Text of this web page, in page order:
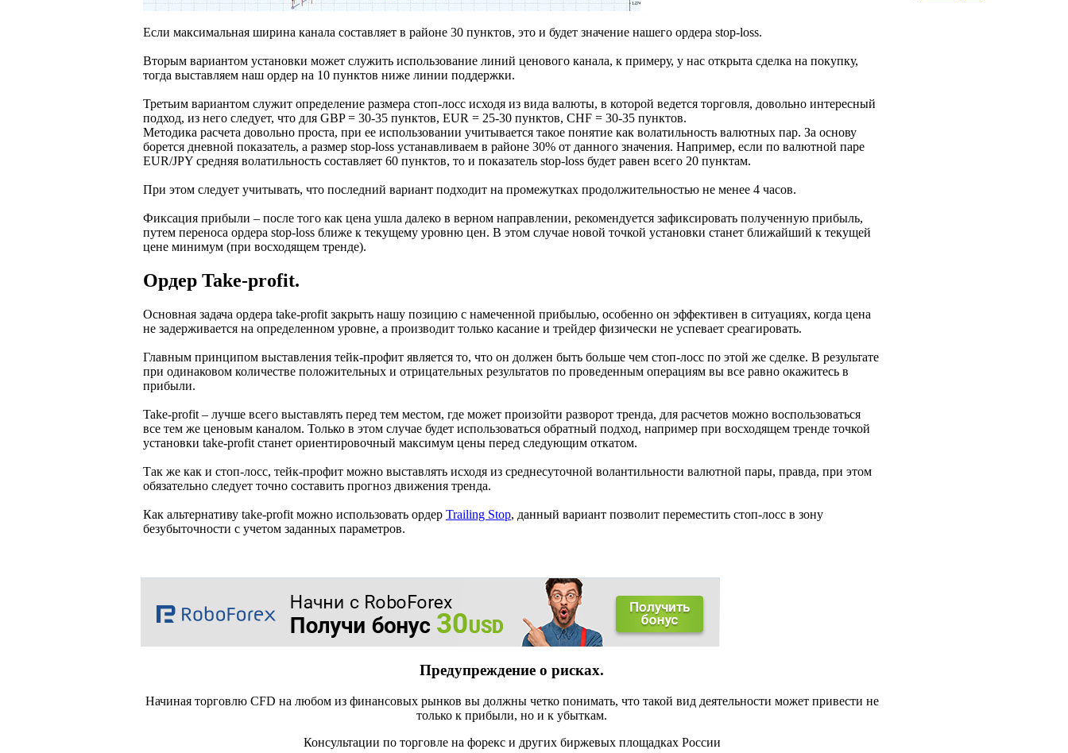
Если максимальная ширина канала составляет в районе 30 пунктов, это и будет значение нашего ордера stop-loss.
Вторым вариантом установки может служить использование линий ценового канала, к примеру, у нас открыта сделка на покупку,
тогда выставляем наш ордер на 10 пунктов ниже линии поддержки.
Третьим вариантом служит определение размера стоп-лосс исходя из вида валюты, в которой ведется торговля, довольно интересный
подход, из него следует, что для GBP = 30-35 пунктов, EUR = 25-30 пунктов, CHF = 30-35 пунктов.
Методика расчета довольно проста, при ее использовании учитывается такое понятие как волатильность валютных пар. За основу
борется дневной показатель, а размер stop-loss устанавливаем в районе 30% от данного значения. Например, если по валютной паре
EUR/JPY средняя волатильность составляет 60 пунктов, то и показатель stop-loss будет равен всего 20 пунктам.
При этом следует учитывать, что последний вариант подходит на промежутках продолжительностью не менее 4 часов.
Фиксация прибыли – после того как цена ушла далеко в верном направлении, рекомендуется зафиксировать полученную прибыль,
путем переноса ордера stop-loss ближе к текущему уровню цен. В этом случае новой точкой установки станет ближайший к текущей
цене минимум (при восходящем тренде).
Ордер Take-profit.
Основная задача ордера take-profit закрыть нашу позицию с намеченной прибылью, особенно он эффективен в ситуациях, когда цена
не задерживается на определенном уровне, а производит только касание и трейдер физически не успевает среагировать.
Главным принципом выставления тейк-профит является то, что он должен быть больше чем стоп-лосс по этой же сделке. В результате
при одинаковом количестве положительных и отрицательных результатов по проведенным операциям вы все равно окажитесь в
прибыли.
Take-profit – лучше всего выставлять перед тем местом, где может произойти разворот тренда, для расчетов можно воспользоваться
все тем же ценовым каналом. Только в этом случае будет использоваться обратный подход, например при восходящем тренде точкой
установки take-profit станет ориентировочный максимум цены перед следующим откатом.
Так же как и стоп-лосс, тейк-профит можно выставлять исходя из среднесуточной волантильности валютной пары, правда, при этом
обязательно следует точно составить прогноз движения тренда.
Как альтернативу take-profit можно использовать ордер Trailing Stop, данный вариант позволит переместить стоп-лосс в зону
безубыточности с учетом заданных параметров.
Предупреждение о рисках.
Начиная торговлю CFD на любом из финансовых рынков вы должны четко понимать, что такой вид деятельности может привести не
только к прибыли, но и к убыткам.
Консультации по торговле на форекс и других биржевых площадках России